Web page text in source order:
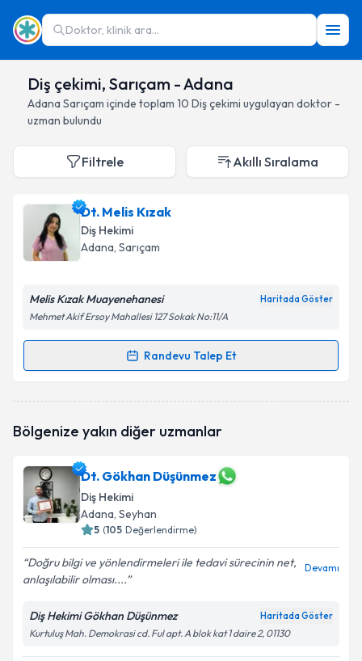
Doktor, klinik ara...
Diş çekimi, Sarıçam - Adana
Adana Sarıçam içinde toplam 10 Diş çekimi uygulayan doktor -
uzman bulundu
Filtrele Akıllı Sıralama
Dt. Melis Kızak
Diş Hekimi
Adana, Sarıçam
Melis Kızak Muayenehanesi Haritada Göster
Mehmet Akif Ersoy Mahallesi 127 Sokak No:11/A
Randevu Talep Et
Randevu Takvimi Talebi
Size bu uzmandan randevu almanız için bir takvim
E-posta Adresiniz
Kişisel verilerimin işlenmesine ilişkinAydınlatma
Metni'ni okudum ve kişisel verilerimin belirtilen
Takvim Talebini Gönder
Bölgenize yakın diğer uzmanlar
Dt. Gökhan Düşünmez
Diş Hekimi
Adana, Seyhan
5 (105 Değerlendirme)
Doğru bilgi ve yönlendirmeleri ile tedavi sürecinin net,
anlaşılabilir olması....
Devamı
Diş Hekimi Gökhan Düşünmez Haritada Göster
Kurtuluş Mah. Demokrasi cd. Ful apt. A blok kat 1 daire 2, 01130